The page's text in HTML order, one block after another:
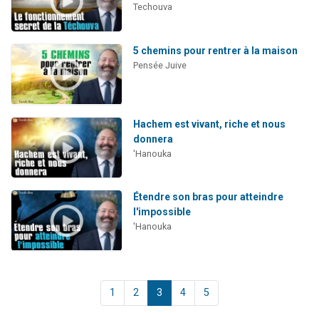
Techouva
5 chemins pour rentrer à la maison
Pensée Juive
Hachem est vivant, riche et nous
donnera
'Hanouka
Étendre son bras pour atteindre
l'impossible
'Hanouka
1 2 3 4 5